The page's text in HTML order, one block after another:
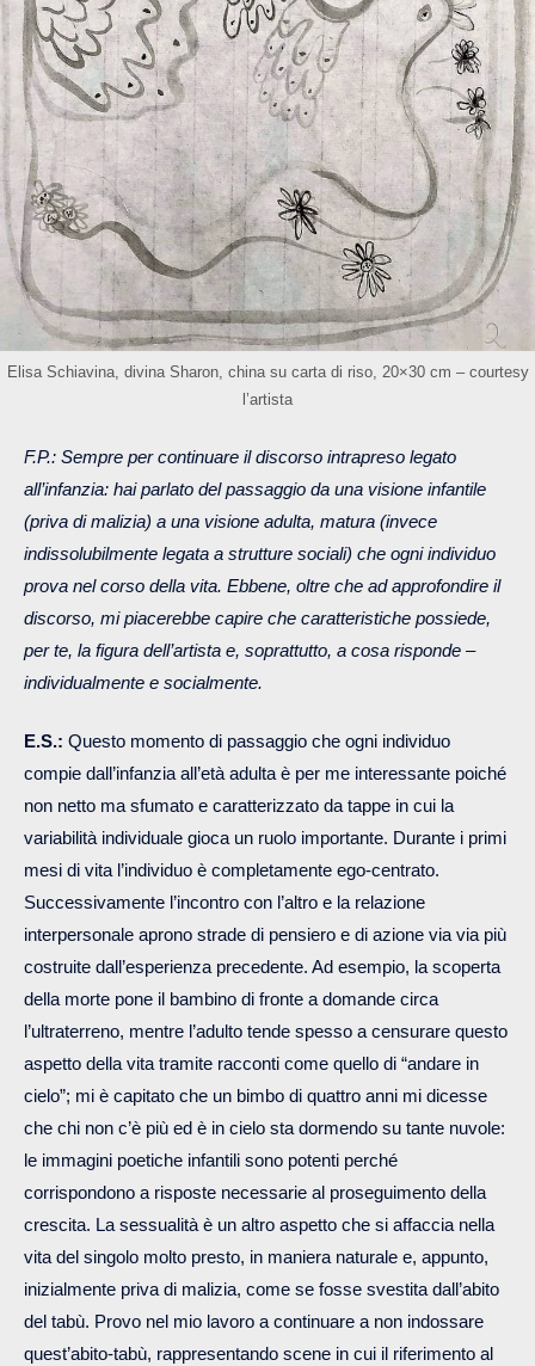
Elisa Schiavina, divina Sharon, china su carta di riso, 20×30 cm – courtesy
l’artista
F.P.: Sempre per continuare il discorso intrapreso legato
all’infanzia: hai parlato del passaggio da una visione infantile
(priva di malizia) a una visione adulta, matura (invece
indissolubilmente legata a strutture sociali) che ogni individuo
prova nel corso della vita. Ebbene, oltre che ad approfondire il
discorso, mi piacerebbe capire che caratteristiche possiede,
per te, la figura dell’artista e, soprattutto, a cosa risponde –
individualmente e socialmente.
E.S.: Questo momento di passaggio che ogni individuo
compie dall’infanzia all’età adulta è per me interessante poiché
non netto ma sfumato e caratterizzato da tappe in cui la
variabilità individuale gioca un ruolo importante. Durante i primi
mesi di vita l’individuo è completamente ego-centrato.
Successivamente l’incontro con l’altro e la relazione
interpersonale aprono strade di pensiero e di azione via via più
costruite dall’esperienza precedente. Ad esempio, la scoperta
della morte pone il bambino di fronte a domande circa
l’ultraterreno, mentre l’adulto tende spesso a censurare questo
aspetto della vita tramite racconti come quello di “andare in
cielo”; mi è capitato che un bimbo di quattro anni mi dicesse
che chi non c’è più ed è in cielo sta dormendo su tante nuvole:
le immagini poetiche infantili sono potenti perché
corrispondono a risposte necessarie al proseguimento della
crescita. La sessualità è un altro aspetto che si affaccia nella
vita del singolo molto presto, in maniera naturale e, appunto,
inizialmente priva di malizia, come se fosse svestita dall’abito
del tabù. Provo nel mio lavoro a continuare a non indossare
quest’abito-tabù, rappresentando scene in cui il riferimento al